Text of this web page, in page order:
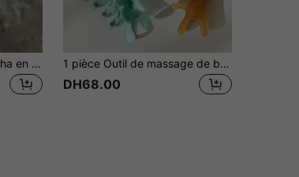
1 pièce Plaque de Gua Sha en acier inoxydable en forme de cœur, pour le massage du visage, plaque de massage portable pour la relaxation des muscles, outil de Gua Sha en acier inoxydable pour le visage - Outil de massage du visage - Plaque de Gua Sha en métal lisse et durable pour le visage et le corps, réduction de l'enflure - Plaque de massage Gua Sha en forme de cœur (argent) Outil de Gua Sha en acier inoxydable pour le visage 1 pièce Outil de massage de beauté pour le visage, peigne de massage à tête ronde avec design de dents épaisses, convient pour le massage du visage, du menton, du nez, des joues et de la zone des yeux, outil de massage de beauté fait main pour la maison
DH68.00